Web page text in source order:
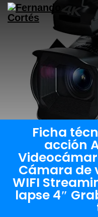
Ficha
acción
Cámara de
WIFI
lapse 4″